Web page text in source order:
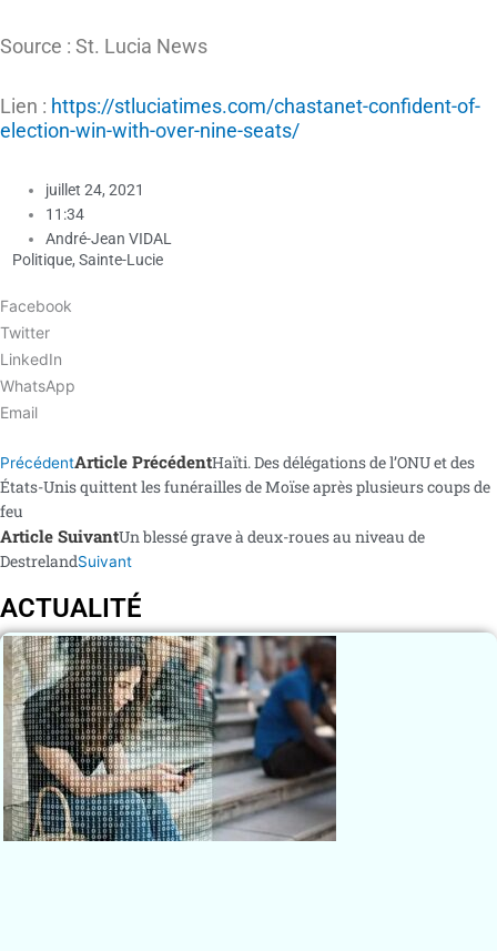
Source : St. Lucia News
Lien : https://stluciatimes.com/chastanet-confident-of-
election-win-with-over-nine-seats/
juillet 24, 2021
11:34
André-Jean VIDAL
Politique, Sainte-Lucie
Facebook
Twitter
LinkedIn
WhatsApp
Email
PrécédentArticle PrécédentHaïti. Des délégations de l’ONU et des
États-Unis quittent les funérailles de Moïse après plusieurs coups de
feu
Article SuivantUn blessé grave à deux-roues au niveau de
DestrelandSuivant
ACTUALITÉ